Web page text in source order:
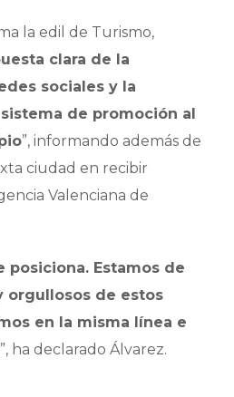
la edil de Turismo,
clara de la
sociales y la
de promoción al
”, informando además de
ciudad en recibir
Valenciana de
posiciona. Estamos de
orgullosos de estos
en la misma línea e
”, ha declarado Álvarez.